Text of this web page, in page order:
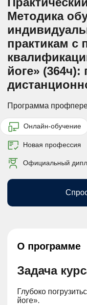
Методика
практикам с
йоге»
Программа
Онлайн-обучение
Новая профессия
Официальный
О программе
Задача
Глубоко
йоге».